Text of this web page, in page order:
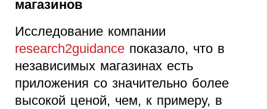
магазинов
Исследование компании
research2guidance показало, что в
независимых магазинах есть
приложения со значительно более
высокой ценой, чем, к примеру, в